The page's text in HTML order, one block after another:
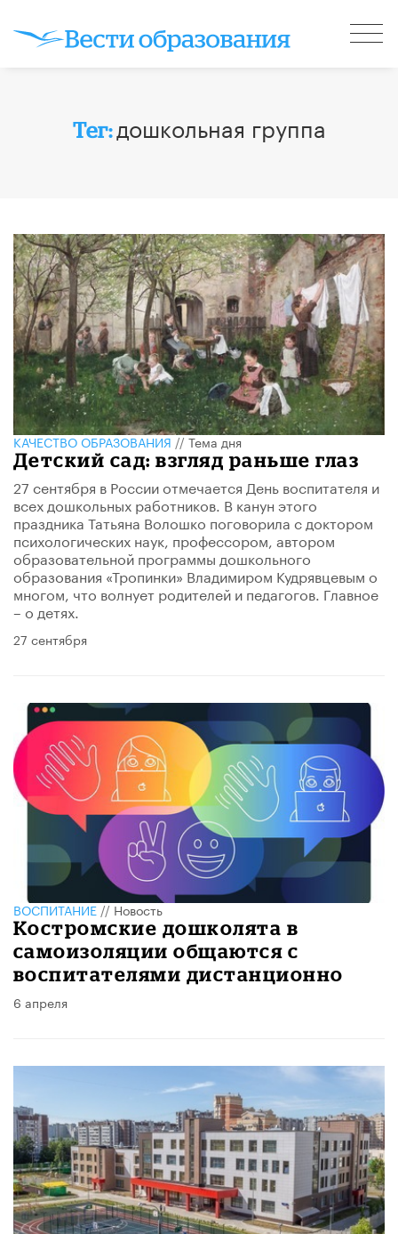
Тег:дошкольная группа
КАЧЕСТВО ОБРАЗОВАНИЯ//Тема дня
Детский сад: взгляд раньше глаз
27 сентября в России отмечается День воспитателя и
всех дошкольных работников. В канун этого
праздника Татьяна Волошко поговорила с доктором
психологических наук, профессором, автором
образовательной программы дошкольного
образования «Тропинки» Владимиром Кудрявцевым о
многом, что волнует родителей и педагогов. Главное
– о детях.
27 сентября
ВОСПИТАНИЕ//Новость
Костромские дошколята в
самоизоляции общаются с
воспитателями дистанционно
6 апреля